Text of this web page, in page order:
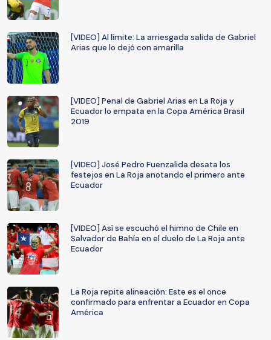
[VIDEO] Al límite: La arriesgada salida de Gabriel
Arias que lo dejó con amarilla
[VIDEO] Penal de Gabriel Arias en La Roja y
Ecuador lo empata en la Copa América Brasil
2019
[VIDEO] José Pedro Fuenzalida desata los
festejos en La Roja anotando el primero ante
Ecuador
[VIDEO] Así se escuchó el himno de Chile en
Salvador de Bahía en el duelo de La Roja ante
Ecuador
La Roja repite alineación: Este es el once
confirmado para enfrentar a Ecuador en Copa
América